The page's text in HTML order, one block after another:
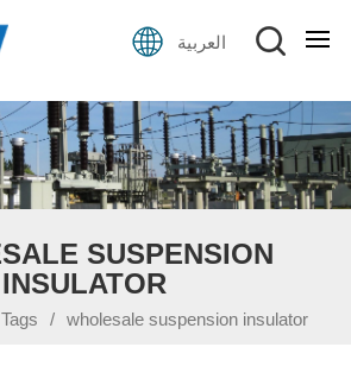
العربية
SUSPENSION
INSULATOR
/ wholesale suspension insulator